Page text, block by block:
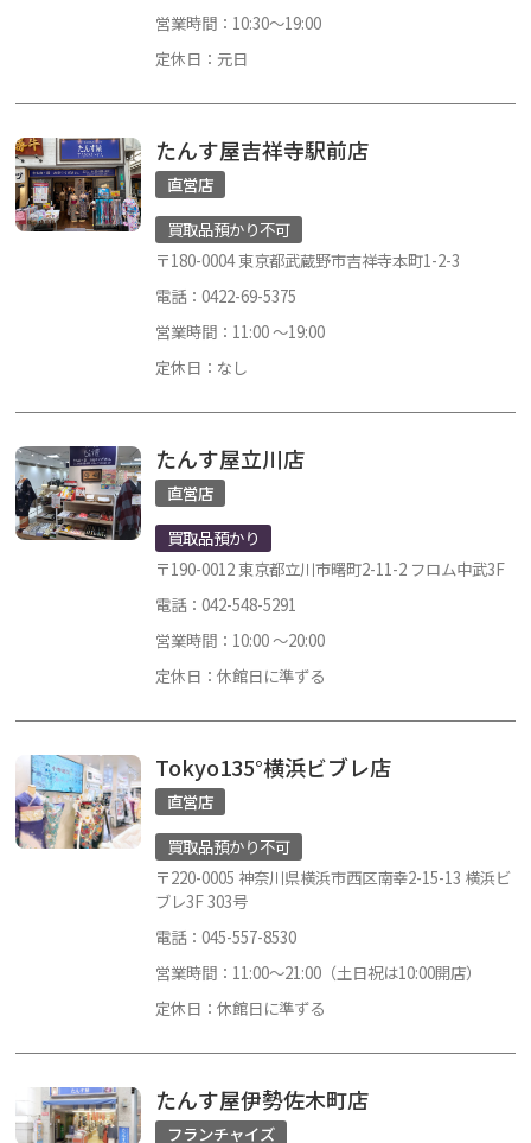
営業時間：10:30～19:00
定休日：元日
たんす屋吉祥寺駅前店
直営店
買取品預かり不可
〒180-0004 東京都武蔵野市吉祥寺本町1-2-3
電話：0422-69-5375
営業時間：11:00 ～19:00
定休日：なし
たんす屋立川店
直営店
買取品預かり
〒190-0012 東京都立川市曙町2-11-2 フロム中武3F
電話：042-548-5291
営業時間：10:00 ～20:00
定休日：休館日に準ずる
Tokyo135°横浜ビブレ店
直営店
買取品預かり不可
〒220-0005 神奈川県横浜市西区南幸2-15-13 横浜ビ
ブレ3F 303号
電話：045-557-8530
営業時間：11:00～21:00（土日祝は10:00開店）
定休日：休館日に準ずる
たんす屋伊勢佐木町店
フランチャイズ